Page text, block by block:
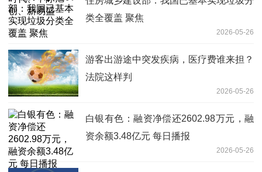
类全覆盖 聚焦
2026-05-26
游客出游途中突发疾病，医疗费谁来担？
法院这样判
2026-05-26
白银有色：融资净偿还2602.98万元，融
资余额3.48亿元 每日播报
2026-05-26